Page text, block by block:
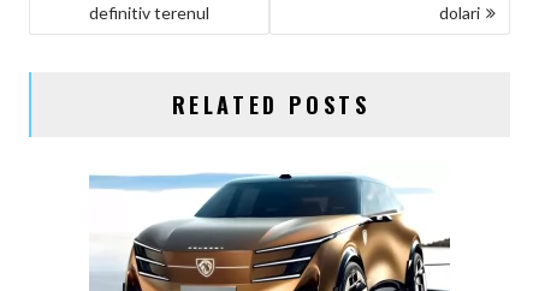
definitiv terenul
dolari
RELATED POSTS